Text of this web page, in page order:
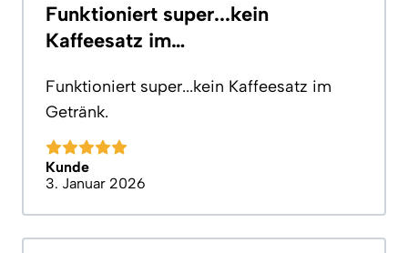
Funktioniert super...kein
Kaffeesatz im…
Funktioniert super...kein Kaffeesatz im
Getränk.
Kunde
3. Januar 2026